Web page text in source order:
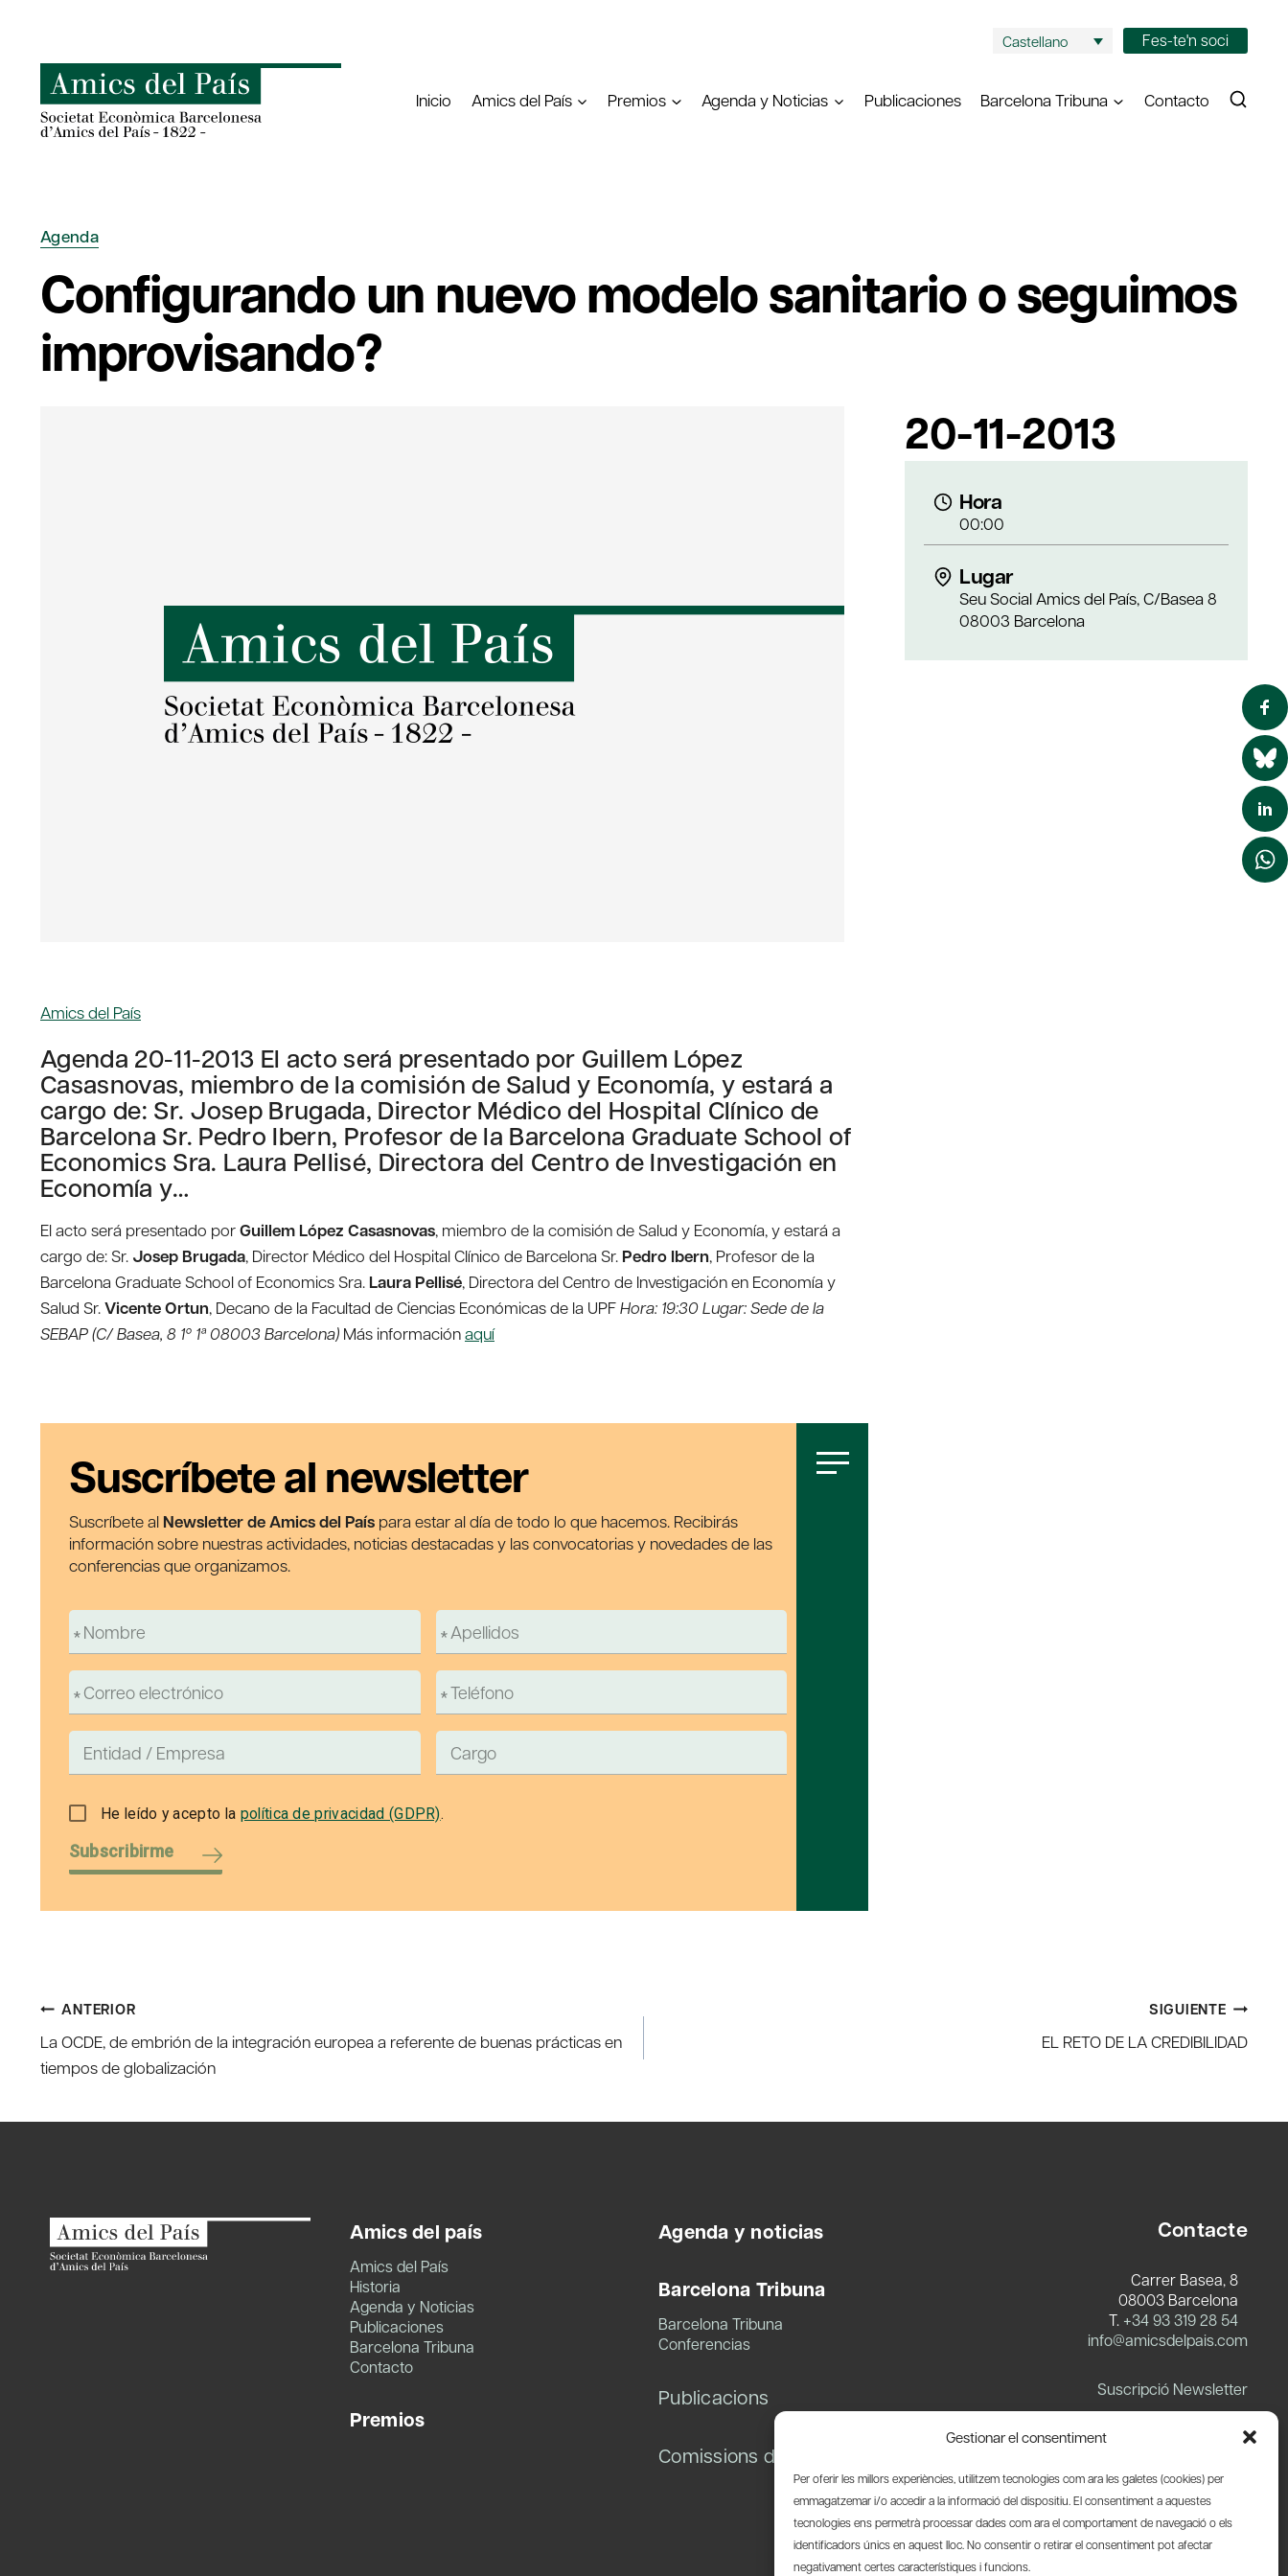
Gestionar el consentiment
Per oferir les millors experiències, utilitzem tecnologies com ara les galetes (cookies) per
emmagatzemar i/o accedir a la informació del dispositiu. El consentiment a aquestes
tecnologies ens permetrà processar dades com ara el comportament de navegació o els
identificadors únics en aquest lloc. No consentir o retirar el consentiment pot afectar
negativament certes característiques i funcions.
contenido
Castellano Fes-te'n soci
Inicio Amics del País Premios Agenda y Noticias Publicaciones Barcelona Tribuna Contacto
Agenda
Configurando un nuevo modelo sanitario o seguimos
improvisando?
20-11-2013
Hora
00:00
Lugar
Seu Social Amics del País, C/Basea 8
08003 Barcelona
Amics del País
Agenda 20-11-2013 El acto será presentado por Guillem López
Casasnovas, miembro de la comisión de Salud y Economía, y estará a
cargo de: Sr. Josep Brugada, Director Médico del Hospital Clínico de
Barcelona Sr. Pedro Ibern, Profesor de la Barcelona Graduate School of
Economics Sra. Laura Pellisé, Directora del Centro de Investigación en
Economía y…
El acto será presentado porGuillem López Casasnovas, miembro de la comisión de Salud y Economía, y estará a
cargo de: Sr. Josep Brugada, Director Médico del Hospital Clínico de Barcelona Sr. Pedro Ibern, Profesor de la
Barcelona Graduate School of Economics Sra. Laura Pellisé, Directora del Centro de Investigación en Economía y
Salud Sr.Vicente Ortun, Decano de la Facultad de Ciencias Económicas de la UPFHora: 19:30 Lugar: Sede de la
SEBAP (C/ Basea, 8 1º 1ª 08003 Barcelona) Más informaciónaquí
Suscríbete al newsletter
Suscríbete al Newsletter de Amics del País para estar al día de todo lo que hacemos. Recibirás
información sobre nuestras actividades, noticias destacadas y las convocatorias y novedades de las
conferencias que organizamos.
He leído y acepto la política de privacidad (GDPR).
Subscribirme
Navegación
de
entradas
ANTERIOR
La OCDE, de embrión de la integración europea a referente de buenas prácticas en
tiempos de globalización
SIGUIENTE
EL RETO DE LA CREDIBILIDAD
Amics del país
Amics del País
Historia
Agenda y Noticias
Publicaciones
Barcelona Tribuna
Contacto
Premios
Agenda y noticias
Barcelona Tribuna
Barcelona Tribuna
Conferencias
Publicacions
Comissions de treball
Contacte
Carrer Basea, 8
08003 Barcelona
T. +34 93 319 28 54
info@amicsdelpais.com
Suscripció Newsletter
YouTube